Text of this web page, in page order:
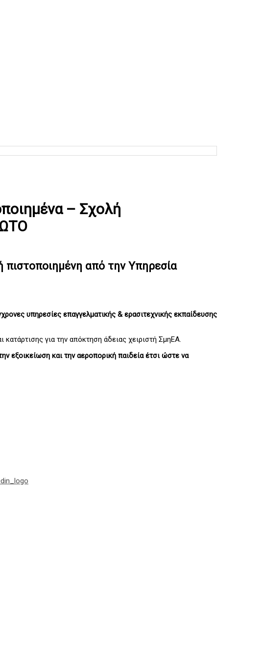
– Σχολή
από την Υπηρεσία
υπηρεσίες επαγγελματικής & ερασιτεχνικής εκπαίδευσης
για την απόκτηση άδειας χειριστή ΣμηΕΑ.
εξοικείωση και την αεροπορική παιδεία έτσι ώστε να